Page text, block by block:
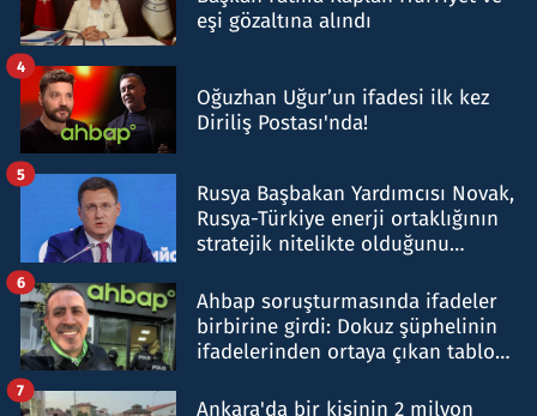
eşi gözaltına alındı
Oğuzhan Uğur’un ifadesi ilk kez
Diriliş Postası'nda!
4
Rusya Başbakan Yardımcısı Novak,
Rusya-Türkiye enerji ortaklığının
stratejik nitelikte olduğunu
5
Ahbap soruşturmasında ifadeler
birbirine girdi: Dokuz şüphelinin
ifadelerinden ortaya çıkan tablo
6
Ankara'da bir kişinin 2 milyon
7